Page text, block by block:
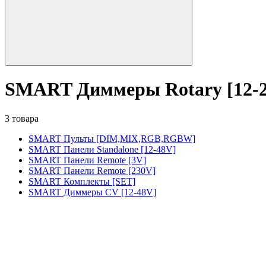
SMART Диммеры Rotary [12-
3 товара
SMART Пульты [DIM,MIX,RGB,RGBW]
SMART Панели Standalone [12-48V]
SMART Панели Remote [3V]
SMART Панели Remote [230V]
SMART Комплекты [SET]
SMART Диммеры CV [12-48V]